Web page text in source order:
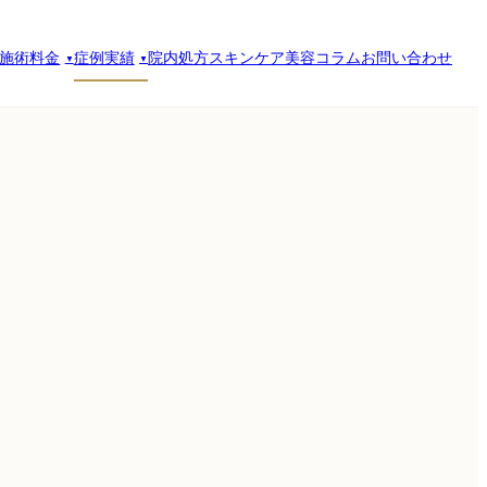
施術料金 症例実績 院内処方スキンケア美容コラムお問い合わせ